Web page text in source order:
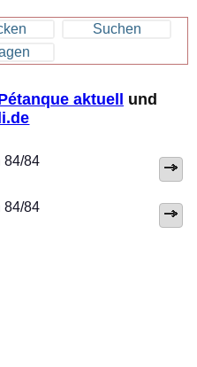
Suchen
aktuell und
84/84
84/84